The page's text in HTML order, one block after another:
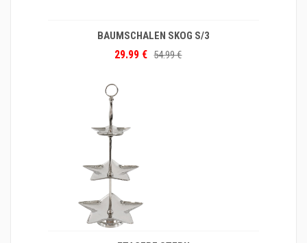
BAUMSCHALEN SKOG S/3
29.99 € 54.99 €